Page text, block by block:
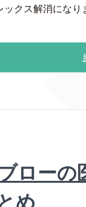
ックス解消になり
ローの
め